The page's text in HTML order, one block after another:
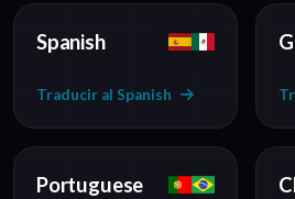
Spanish
Traducir al Spanish
Portuguese